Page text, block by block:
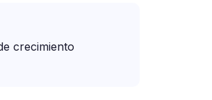
crecimiento